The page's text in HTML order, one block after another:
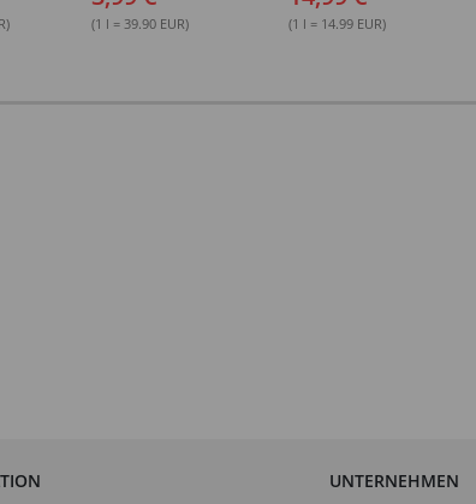
(1 l = 39.90 EUR) (1 l = 14.99 EUR)
UNTERNEHMEN